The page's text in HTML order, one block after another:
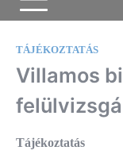
TÁJÉKOZTATÁS
Villamos
Tájékoztatás